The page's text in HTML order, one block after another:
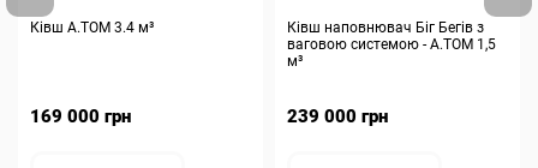
Ківш A.TOM 3.4 м³
169 000 грн
Ківш наповнювач Біг Бегів з
ваговою системою - А.ТОМ 1,5
м³
239 000 грн